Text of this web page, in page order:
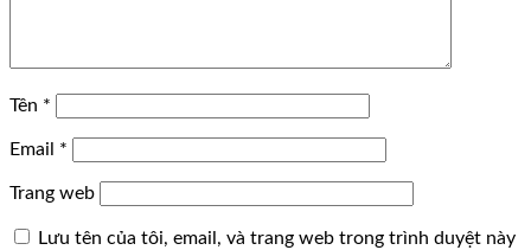
Tên *
Email *
Trang web
Lưu tên của tôi, email, và trang web trong trình duyệt này